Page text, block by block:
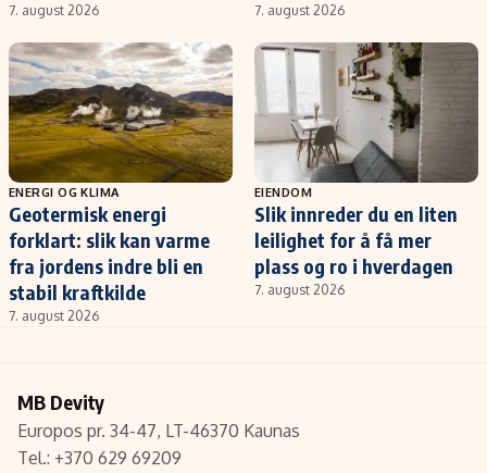
7. august 2026 7. august 2026
ENERGI OG KLIMA
Geotermisk energi
forklart: slik kan varme
fra jordens indre bli en
stabil kraftkilde
7. august 2026
EIENDOM
Slik innreder du en liten
leilighet for å få mer
plass og ro i hverdagen
7. august 2026
MB Devity
Europos pr. 34-47, LT-46370 Kaunas
Tel.: +370 629 69209